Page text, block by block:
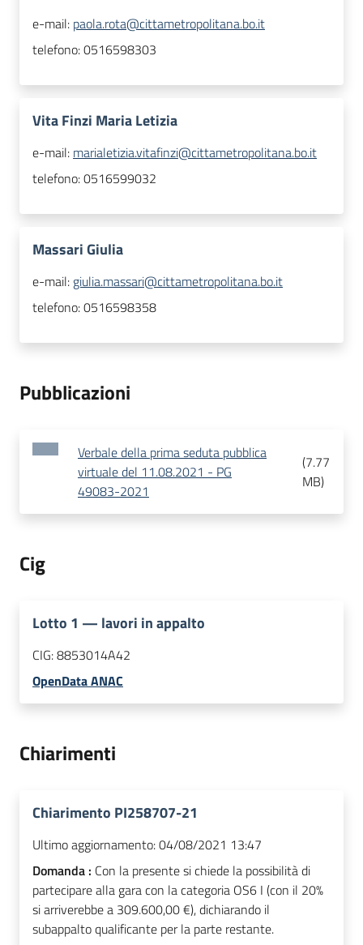
e-mail: paola.rota@cittametropolitana.bo.it
telefono:0516598303
Vita Finzi Maria Letizia
e-mail: marialetizia.vitafinzi@cittametropolitana.bo.it
telefono:0516599032
Massari Giulia
e-mail: giulia.massari@cittametropolitana.bo.it
telefono:0516598358
Pubblicazioni
Verbale della prima seduta pubblica
virtuale del 11.08.2021 - PG
49083-2021
(7.77
MB)
Cig
Lotto 1 — lavori in appalto
CIG:8853014A42
OpenData ANAC
Chiarimenti
Chiarimento PI258707-21
Ultimo aggiornamento:04/08/2021 13:47
Domanda : Con la presente si chiede la possibilità di
partecipare alla gara con la categoria OS6 I (con il 20%
si arriverebbe a 309.600,00 €), dichiarando il
subappalto qualificante per la parte restante.